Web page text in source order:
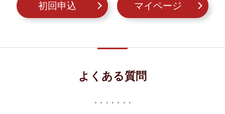
初回申込 マイページ
よくある質問